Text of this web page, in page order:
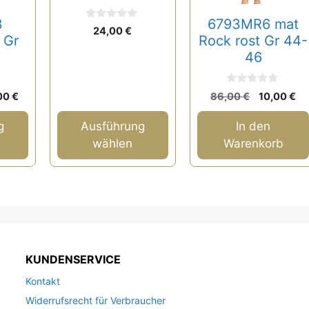
€Aktueller
Preis
24,00€
Ausführung
wählen
6793MR6 mat
Rock rost Gr 44-
46
0
v
o
86,00€
Preis
war:
86,00 €
10,00€
In den
Warenkorb
KUNDENSERVICE
Kontakt
Widerrufsrecht für Verbraucher